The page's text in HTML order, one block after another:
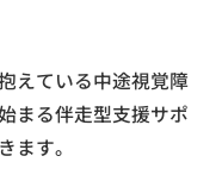
えている中途視覚障
まる伴走型支援サポ
ます。